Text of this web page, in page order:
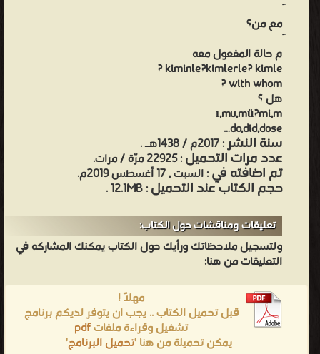
مع من؟
م حالة المفعول معه
kiminle?kimlerle? kimle ?
with whom ?
هل ؟
ı,mu,mü?mi,m
do,did,dose…
سنة النشر: 2017م / 1438هـ .
عدد مرات التحميل: 22925 مرّة / مرات.
تم اضافته في: السبت , 17 أغسطس 2019م.
حجم الكتاب عند التحميل: 12.1MB .
تعليقات ومناقشات حول الكتاب:
ولتسجيل ملاحظاتك ورأيك حول الكتاب يمكنك المشاركه في
التعليقات من هنا:
مهلاً !
قبل تحميل الكتاب .. يجب ان يتوفر لديكم برنامج
تشغيل وقراءة ملفاتpdf
يمكن تحميلة من هنا 'تحميل البرنامج'